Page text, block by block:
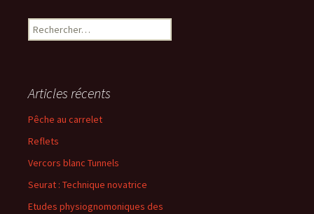
Rechercher :
Articles récents
Pêche au carrelet
Reflets
Vercors blanc Tunnels
Seurat : Technique novatrice
Etudes physiognomoniques des